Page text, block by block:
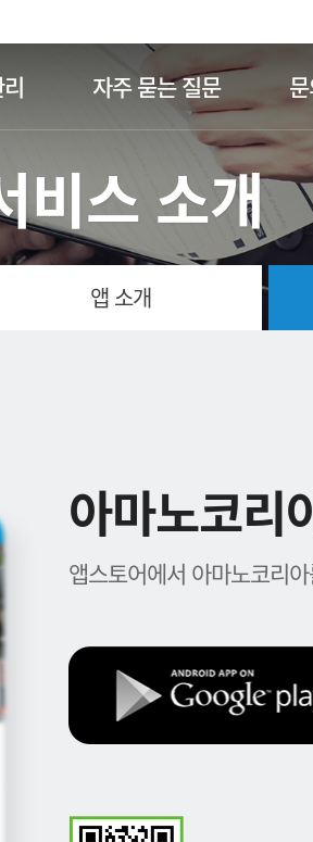
자주 묻는 질문
비스 소개
앱 소개
아마노코리
앱스토어에서 아마노코리